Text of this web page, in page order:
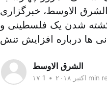
الاوسط، خبرگزاری
شدن یک فلسطینی و
الشرق الاوسط
۱۷ اکتبر ۲۰۱۸ • 1 min